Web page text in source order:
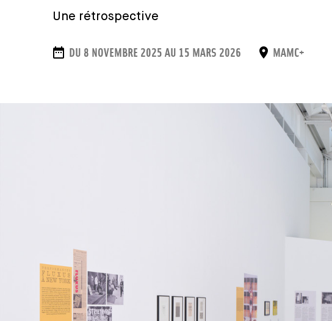
Une rétrospective
DATES
DU 8 NOVEMBRE 2025 AU 15 MARS 2026 LIEU
MAMC+